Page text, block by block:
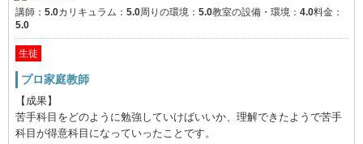
講師： 5.0カリキュラム： 5.0周りの環境： 5.0教室の設備・環境： 4.0料金：
5.0
生徒
プロ家庭教師
【成果】
苦手科目をどのように勉強していけばいいか、理解できたようで苦手
科目が得意科目になっていったことです。